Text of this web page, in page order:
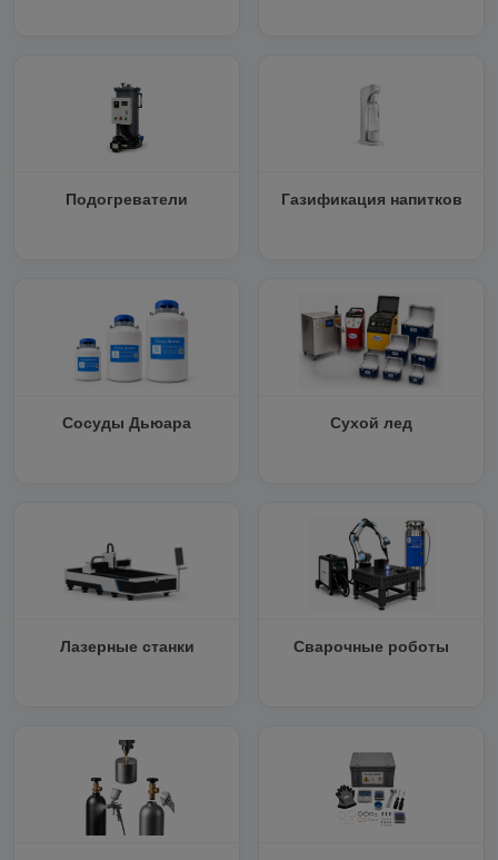
Подогреватели Газификация напитков
Сосуды Дьюара Сухой лед
Лазерные станки Сварочные роботы